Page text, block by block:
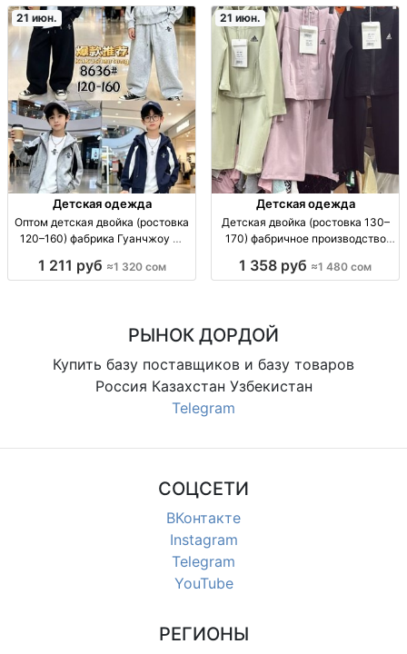
маломерит? нет, посадка точь-в-
точь; код 3754
21 июн.
Детская одежда
Оптом детская двойка (ростовка
120–160) фабрика Гуанчжоу —
дет.комплект «двойка» оптом, р-
1 211 руб ≈1 320 сом
21 июн.
Детская одежда
Детская двойка (ростовка 130–
170) фабричное производство
линии дет. комплект «двойка» (2
1 358 руб ≈1 480 сом
РЫНОК ДОРДОЙ
Купить базу поставщиков и базу товаров
Россия Казахстан Узбекистан
Telegram
СОЦСЕТИ
ВКонтакте
Instagram
Telegram
YouTube
РЕГИОНЫ